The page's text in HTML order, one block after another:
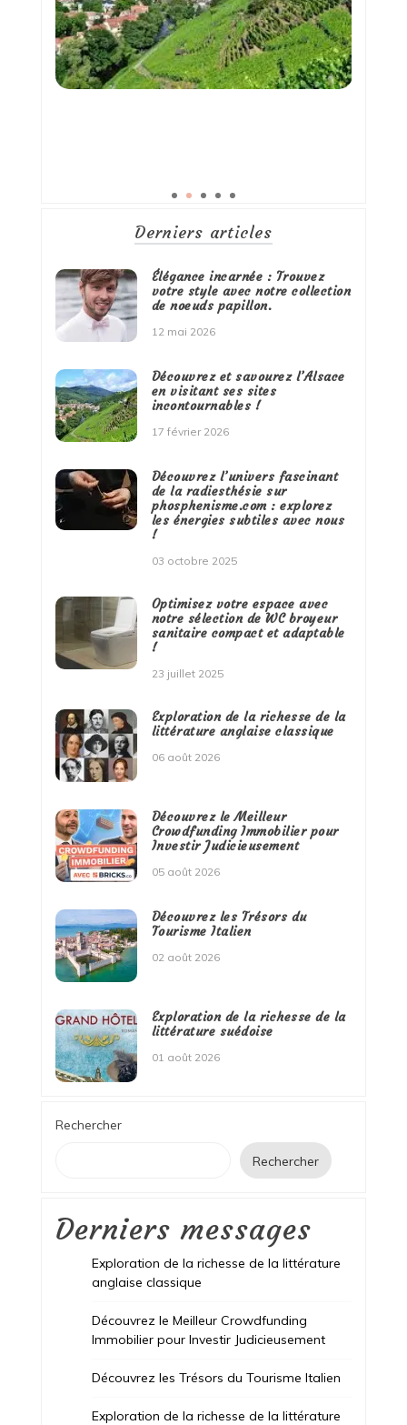
Derniers articles
Élégance incarnée : Trouvez
votre style avec notre collection
de noeuds papillon.
12 mai 2026
Découvrez et savourez l’Alsace
en visitant ses sites
incontournables !
17 février 2026
Découvrez l’univers fascinant
de la radiesthésie sur
phosphenisme.com : explorez
les énergies subtiles avec nous
!
03 octobre 2025
Optimisez votre espace avec
notre sélection de WC broyeur
sanitaire compact et adaptable
!
23 juillet 2025
Exploration de la richesse de la
littérature anglaise classique
06 août 2026
Découvrez le Meilleur
Crowdfunding Immobilier pour
Investir Judicieusement
05 août 2026
Découvrez les Trésors du
Tourisme Italien
02 août 2026
Exploration de la richesse de la
littérature suédoise
01 août 2026
Rechercher
Rechercher
Derniers messages
Exploration de la richesse de la littérature
anglaise classique
Découvrez le Meilleur Crowdfunding
Immobilier pour Investir Judicieusement
Découvrez les Trésors du Tourisme Italien
Exploration de la richesse de la littérature